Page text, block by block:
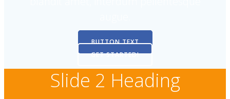
BUTTON TEXT
GET STARTED!
Slide 2 Heading